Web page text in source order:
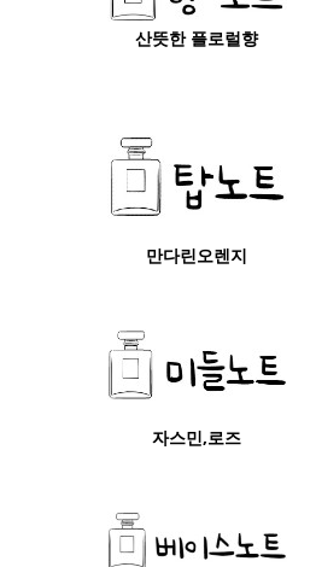
산뜻한 플로럴향
만다린오렌지
자스민,로즈